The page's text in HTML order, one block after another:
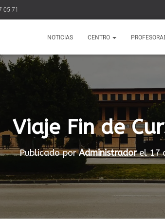
05 71
NOTICIAS CENTRO
Viaje Fin de
Publicado porAdministradorel17